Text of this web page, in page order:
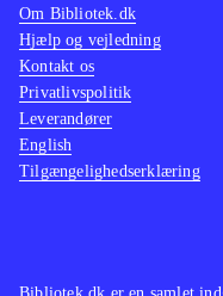
Om Bibliotek.dk
Hjælp og vejledning
Kontakt os
Privatlivspolitik
Leverandører
English
Tilgængelighedserklæring